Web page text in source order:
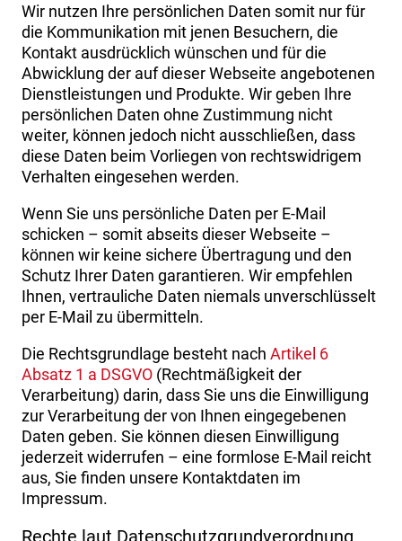
Wir nutzen Ihre persönlichen Daten somit nur für
die Kommunikation mit jenen Besuchern, die
Kontakt ausdrücklich wünschen und für die
Abwicklung der auf dieser Webseite angebotenen
Dienstleistungen und Produkte. Wir geben Ihre
persönlichen Daten ohne Zustimmung nicht
weiter, können jedoch nicht ausschließen, dass
diese Daten beim Vorliegen von rechtswidrigem
Verhalten eingesehen werden.
Wenn Sie uns persönliche Daten per E-Mail
schicken – somit abseits dieser Webseite –
können wir keine sichere Übertragung und den
Schutz Ihrer Daten garantieren. Wir empfehlen
Ihnen, vertrauliche Daten niemals unverschlüsselt
per E-Mail zu übermitteln.
Die Rechtsgrundlage besteht nach Artikel 6
Absatz 1 a DSGVO (Rechtmäßigkeit der
Verarbeitung) darin, dass Sie uns die Einwilligung
zur Verarbeitung der von Ihnen eingegebenen
Daten geben. Sie können diesen Einwilligung
jederzeit widerrufen – eine formlose E-Mail reicht
aus, Sie finden unsere Kontaktdaten im
Impressum.
Rechte laut Datenschutzgrundverordnung